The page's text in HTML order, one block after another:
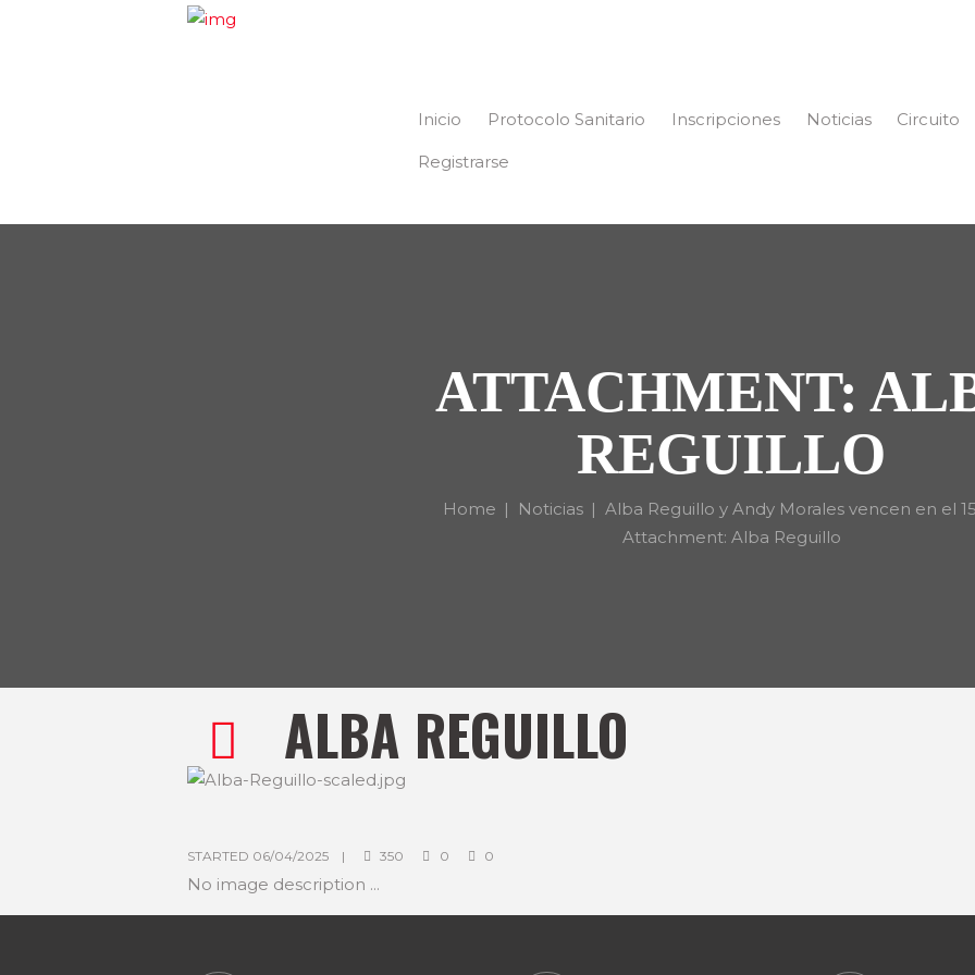
Inicio Protocolo Sanitario Inscripciones Noticias Circuito
Registrarse
ATTACHMENT:
REGUILLO
Home Noticias
Alba Reguillo y Andy Morales vencen en el
Attachment: Alba Reguillo
ALBA REGUILLO
STARTED 06/04/2025 350 0 0
No image description ...